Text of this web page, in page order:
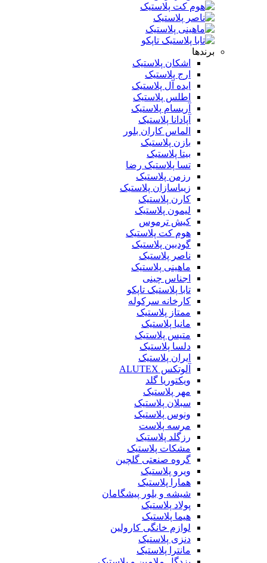
برندها
اشکان پلاستیک
ارج پلاستیک
ایده آل پلاستیک
اطلس پلاستیک
آریسام پلاستیک
آپادانا پلاستیک
الماس کاران بلور
بازن پلاستیک
بیتا پلاستیک
تسا پلاستیک رضا
رزمن پلاستیک
زیباسازان پلاستیک
کارن پلاستیک
لیمون پلاستیک
کیش ترموس
هوم کت پلاستیک
گودبین پلاستیک
ناصر پلاستیک
ماهینی پلاستیک
اجناس چینی
تابا پلاستیک تاپکو
کارخانه سرکوله
ممتاز پلاستیک
مانیا پلاستیک
متیس پلاستیک
دلسا پلاستیک
ایران پلاستیک
آلوتکس ALUTEX
ویکتوریا گلد
مهر پلاستیک
سبلان پلاستیک
ونوس پلاستیک
مرسه پلاست
رزگلد پلاستیک
مشکات پلاستیک
گروه صنعتی گلچین
ویرو پلاستیک
همارا پلاستیک
شیشه و بلور پیشگامان
پولاد پلاستیک
هیما پلاستیک
لوازم خانگی کارولین
دنزی پلاستیک
مانترا پلاستیک